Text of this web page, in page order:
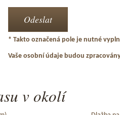
* Takto označená pole je nutné
Vaše osobní údaje budou
v okolí